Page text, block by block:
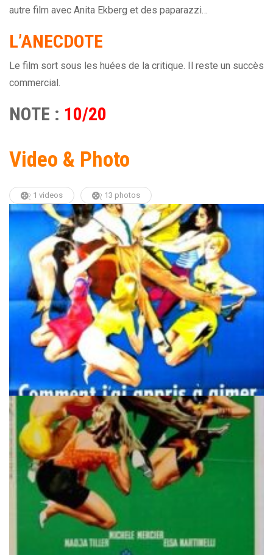
autre film avec Anita Ekberg et des paparazzi…
L’ANECDOTE
Le film sort sous les huées de la critique. Il reste un succès
commercial.
NOTE : 10/20
Video & Photo
1 videos 13 photos